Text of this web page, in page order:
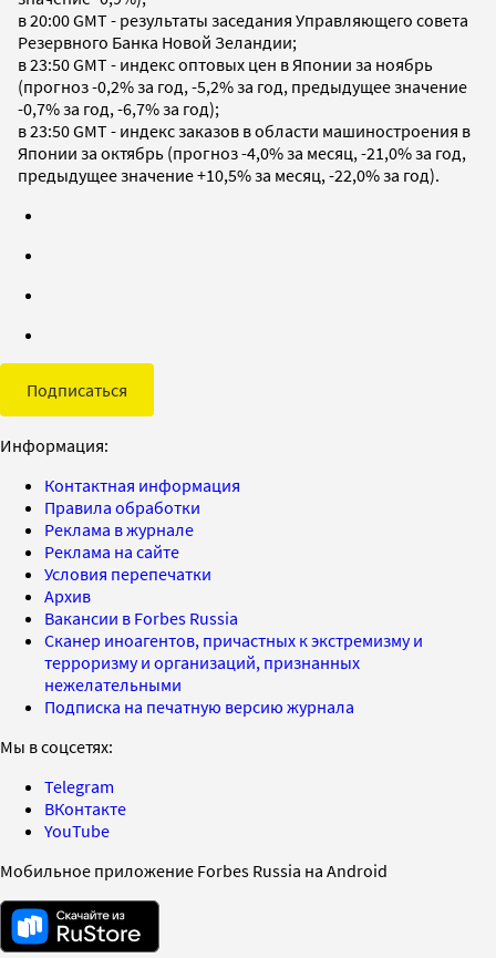
в 20:00 GMT - результаты заседания Управляющего совета
Резервного Банка Новой Зеландии;
в 23:50 GMT - индекс оптовых цен в Японии за ноябрь
(прогноз -0,2% за год, -5,2% за год, предыдущее значение
-0,7% за год, -6,7% за год);
в 23:50 GMT - индекс заказов в области машиностроения в
Японии за октябрь (прогноз -4,0% за месяц, -21,0% за год,
предыдущее значение +10,5% за месяц, -22,0% за год).
Подписаться
Информация:
Контактная информация
Правила обработки
Реклама в журнале
Реклама на сайте
Условия перепечатки
Архив
Вакансии в Forbes Russia
Сканер иноагентов, причастных к экстремизму и
терроризму и организаций, признанных
нежелательными
Подписка на печатную версию журнала
Мы в соцсетях:
Telegram
ВКонтакте
YouTube
Мобильное приложение Forbes Russia на Android